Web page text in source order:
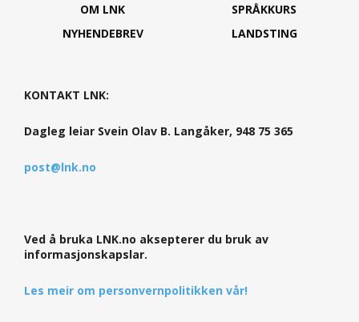
OM LNK
NYHENDEBREV
SPRÅKKURS
LANDSTING
KONTAKT LNK:
Dagleg leiar Svein Olav B. Langåker, 948 75 365
post@lnk.no
Ved å bruka LNK.no aksepterer du bruk av
informasjonskapslar.
Les meir om personvernpolitikken vår!